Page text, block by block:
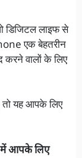
डिजिटल लाइफ से
एक बेहतरीन
करने वालों के लिए
तो यह आपके लिए
में आपके लिए